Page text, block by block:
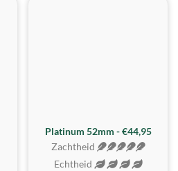
ZACHTSTE
Platinum 52mm - €44,95
Zachtheid
Echtheid